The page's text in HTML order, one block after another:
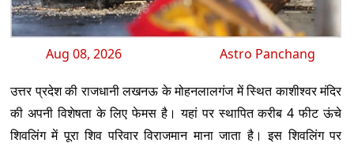
Aug 08, 2026 Astro Panchang
उत्तर प्रदेश की राजधानी लखनऊ के मोहनलालगंज में स्थित काशीश्वर मंदिर
की अपनी विशेषता के लिए फेमस है। यहां पर स्थापित करीब 4 फीट ऊंचे
शिवलिंग में पूरा शिव परिवार विराजमान माना जाता है। इस शिवलिंग पर